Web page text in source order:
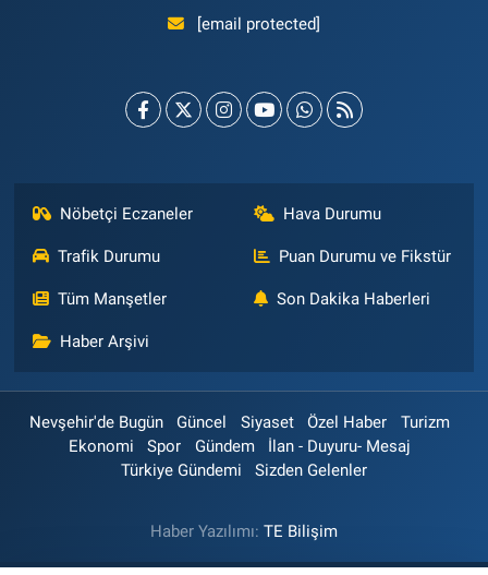
[email protected]
Nöbetçi Eczaneler Hava Durumu
Trafik Durumu Puan Durumu ve Fikstür
Tüm Manşetler Son Dakika Haberleri
Haber Arşivi
Nevşehir'de Bugün Güncel Siyaset Özel Haber
Turizm
Ekonomi
Spor Gündem
İlan - Duyuru- Mesaj
Türkiye Gündemi
Sizden Gelenler
Haber Yazılımı: TE Bilişim